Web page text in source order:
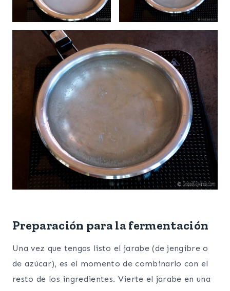
Preparación para la fermentación
Una vez que tengas listo el jarabe (de jengibre o
de azúcar), es el momento de combinarlo con el
resto de los ingredientes. Vierte el jarabe en una